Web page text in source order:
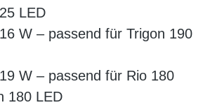
LED
W – passend für Trigon 190
W – passend für Rio 180
180 LED